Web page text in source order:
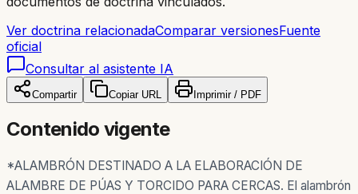
Ver doctrina relacionadaComparar versionesFuente
oficial
Consultar al asistente IA
Compartir Copiar URL Imprimir / PDF
Contenido vigente
*ALAMBRÓN DESTINADO A LA ELABORACIÓN DE
ALAMBRE DE PÚAS Y TORCIDO PARA CERCAS. El alambrón